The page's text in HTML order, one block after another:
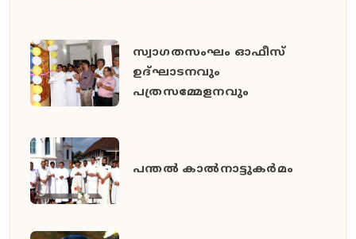
സ്വാഗതസംഘം ഓഫീസ്
ഉദ്ഘാടനവും
പത്രസമ്മേളനവും
പന്തൽ കാൽനാട്ടുകർമം